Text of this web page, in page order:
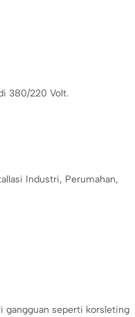
380/220 Volt.
Industri, Perumahan,
gangguan seperti korsleting